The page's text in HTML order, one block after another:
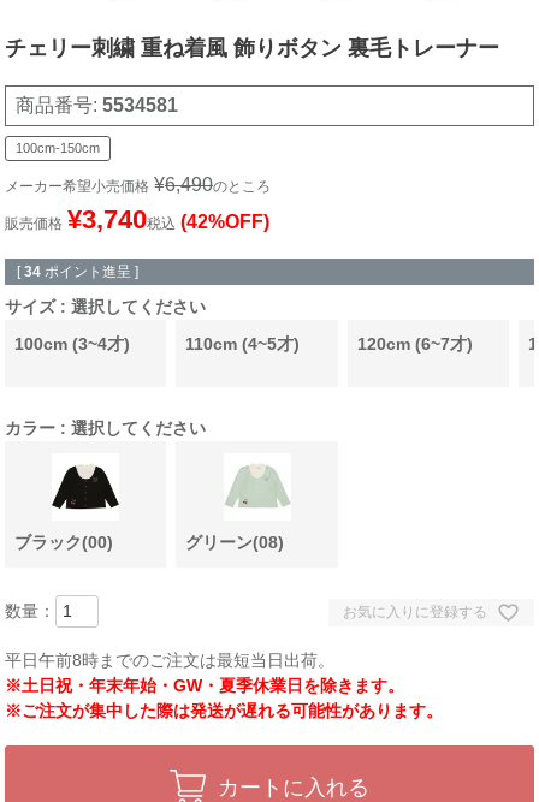
チェリー刺繍 重ね着風 飾りボタン 裏毛トレーナー
商品番号 5534581
100cm-150cm
メーカー希望小売価格 ¥6,490のところ
販売価格 ¥3,740税込 (42%OFF)
[ 34 ポイント進呈 ]
サイズ
選択してください
100cm (3~4才)
110cm (4~5才) 120cm (6~7才)
カラー 選択してください
ブラック(00) グリーン(08)
お気に入りに登録する
平日午前8時までのご注文は最短当日出荷。
※土日祝・年末年始・GW・夏季休業日を除きます。
※ご注文が集中した際は発送が遅れる可能性があります。
カートに入れる